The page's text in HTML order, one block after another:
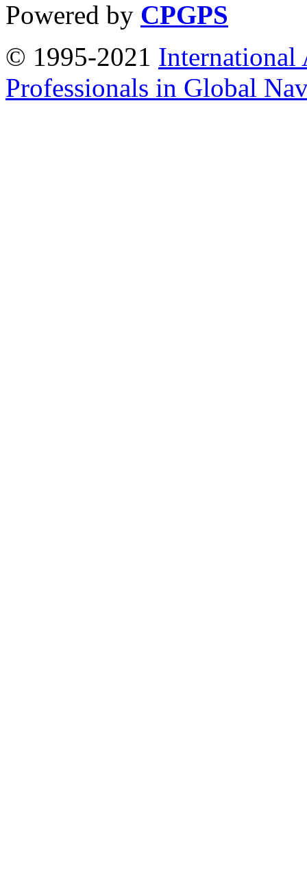
Powered by CPGPS
© 1995-2021 International
Professionals in Global